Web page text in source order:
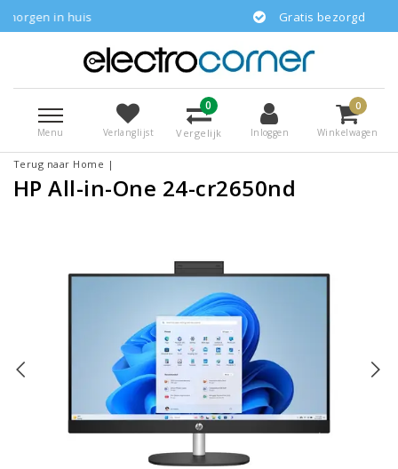
Gratis bezorgd
Menu Verlanglijst
0
Vergelijk Inloggen
0
Winkelwagen
Terug naar Home |
HP All-in-One 24-cr2650nd